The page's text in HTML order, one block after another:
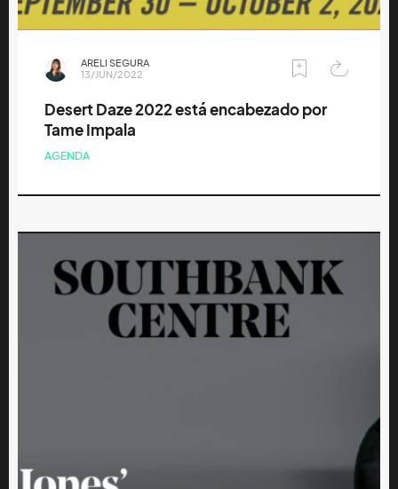
ARELI SEGURA
13/JUN/2022
Desert Daze 2022 está encabezado por
Tame Impala
AGENDA